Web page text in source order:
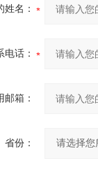
姓名：
电话：
邮箱：
省份：